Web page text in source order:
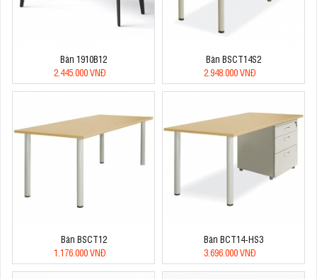
Bàn 1910B12
2.445.000 VNĐ
Bàn BSCT14S2
2.948.000 VNĐ
Bàn BSCT12
1.176.000 VNĐ
Bàn BCT14-HS3
3.696.000 VNĐ